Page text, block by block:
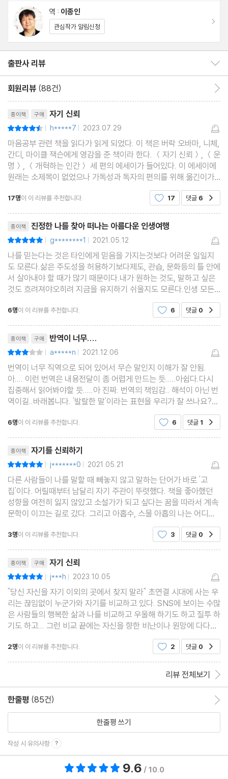
과 초월주의 운동, 자연관, 동양 사상 등을 종합적으로 살펴야 정확
하게 이해할 수 있는데, 이 책은 방대하고 꼼꼼한 해제와 함께 원문
에 충실한 완역으로 독자들에게 ‘에머슨 읽기’의 즐거움을 선사하고
세상 | 자기 신뢰는 운명에 맞서는 힘
운명과 자유: 어떻게 살아야 하는가 | 자연은 감상주의자가 아니다 |
수단과 목적,
한 원소 | 운명을 적절히 활용하는 방법 | 진리는 우리가 그 안으로
들어가는 것 |
통찰과 감정을 융합해 의지를 만들라 | 운명은 해석되지 않은 원인 |
운명과 자유를
결합한 삶 | 사람과 사건 사이의 연결 고리 | 운명은 성품의 결과 | 운
명은 소원을
따르므로 자기 소원을 경계하라 | 이중의식: 인생의 신비를 푸는 열
쇠
개혁하는 인간 Man the Reformer
구제도의 오랜 악습 | 이기적인 사회의 부정한 방식들 | 신체 노동의
손으로 모으지 않은 재산의 부작용 | 노동은 하나님의 교육 | 노동의
결핍에 대한
우주의 보상 | 자기 스스로 돕는 것이 중요하다 | 개혁가는 진리를 회
복시키는 사람
| 원칙과 열망 | 사랑은 개혁하는 힘 | 삶을 향상하기 위한 희생
해제 | 이종인
역 : 이종인
관심작가 알림신청
출판사 리뷰
회원리뷰 (88건)
종이책 구매 자기 신뢰
| h*****7 | 2023.07.29
마음공부 관련 책을 읽다가 읽게 되었다. 이 책은 버락 오바마, 니체,
간디, 마이클 잭슨에게 영감을 준 책이라 한다. ＜자기 신뢰＞, ＜운
명＞, ＜개혁하는 인간＞ 세 편의 에세이가 들어있다. 이 에세이에
원래는 소제목이 없었으나 가독성과 독자의 편의를 위해 옮긴이가
임의로 제목을 붙였다고 한다. 목사 시절에 에머슨은 형식적인 종교
의식을 아주 못마땅하게 여겼고 새로운 생활
17명이 이 리뷰를 추천합니다. 17 댓글 6
종이책 진정한 나를 찾아 떠나는 아름다운 인생여행
| g********1 | 2021.05.12
나를 믿는다는 것은 타인에게 믿음을 가지는것보다 어려운 일일지
도 모른다.삶은 주도성을 허용하기보다제도, 관습, 문화등의 틀 안에
서 살아내야 할 때가 많기 때문이다.내가 원하는 것도, 말하고 싶은
것도 흐려져야오히려 지금을 유지하기 쉬울지도 모른다.인생 모든
정답이 아닌 해답을 찾아떠나는여정을 걸으면서 무수한 서성거림을
붙잡아 줄 수호자가 필요하다.어떻게해야 나를 온
6명이 이 리뷰를 추천합니다. 6 댓글 0
종이책 구매 반역이 너무....
| a*****n | 2021.12.06
번역이 너무 직역으로 되어 있어서 무슨 말인지 이해가 잘 안됨.
아.... 이런 번역은 내용전달이 좀 어렵게 만드는 듯.....아쉽다.다시
집중해서 읽어봐야할 듯.....아 진짜. 번역의 책임감.. 해석이 아닌 번
역이길..바래봅니다. '발랄한 말'이라는 표현을 우리가 잘 쓰나요?
ㅜㅜㅜㅜㅜㅜㅜㅜㅜㅜㅜㅜㅜㅜㅜㅜㅜㅜㅜㅜㅜㅜㅜㅜㅜㅜㅜㅜㅜ
ㅜㅜ.ㅜㅜㅜㅝㅜ.ㅜㅜㅜㅜㅜㅜㅜㅜㅜㅜㅗㅜㅜㅜㅜ
6명이 이 리뷰를 추천합니다. 6 댓글 1
종이책 자기를 신뢰하기
| j*******0 | 2021.05.21
다른 사람들이 나를 말할 때 빼놓지 않고 말하는 단어가 바로 '고
집'이다. 어릴때부터 남달리 자기 주관이 뚜렷했다. 책을 좋아했던
성향을 여전히 잃지 않았고 소설가가 되고 싶다는 꿈을 따라서 계속
문학이 이끄는 길로 갔다. 그리고 아홉수, 스물 아홉의 나는 어디에
도착한 것일까. 책을 읽고 글을 쓰고 사람들하고 기쁨을 나누던 많은
날들은 이제 빛바랜 기억으로만 남았다.
3명이 이 리뷰를 추천합니다. 3 댓글 0
종이책 구매 자기 신뢰
| j***h | 2023.10.05
"당신 자신을 자기 이외의 곳에서 찾지 말라" 초연결 시대에 사는 우
리는 끊임없이 누군가와 자기를 비교하고 있다. SNS에 보이는 수많
은 사람들의 행복한 삶과 나를 비교하고 우울해 하기도 하고 질투 하
기도 하고... 그런 비교 끝에는 자신을 향한 비난이나 원망에 다다르
기도 한다. 누군가의 하이라이트를 보고 나의 그림자와 비교하는 일
상에 지친 요즘 "당신의 고적한 상태를 유지
2명이 이 리뷰를 추천합니다. 2 댓글 0
리뷰 전체보기
한줄평 (85건)
한줄평 쓰기
작성 시 유의사항
9.6 / 10.0